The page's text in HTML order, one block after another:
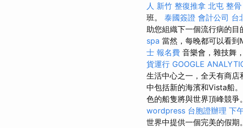
人 新竹 整復推拿 北屯 整骨
班。 泰國簽證 會計公司 台
助您組織下一個流行病的
spa 當然，每晚都可以看到
士 報名費 音樂會，雜技舞
貨運行 GOOGLE
生活中心之一，全天有商
中包括新的海濱和Vista船。
色的船隻將與世界頂峰競爭
wordpress 台胞證辦理 下
世界中提供一個完美的假